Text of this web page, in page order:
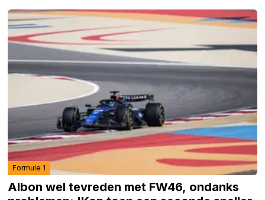
Formule 1
Albon wel tevreden met FW46, ondanks